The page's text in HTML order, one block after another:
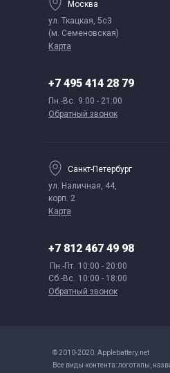
Москва
ул. Ткацкая, 5с3
(м. Семеновская)
Карта
+7 495 414 28 79
Пн.-Вс. 9:00 - 21:00
Обратный звонок
Санкт-Петербург
ул. Наличная, 44,
корп. 2
Карта
+7 812 467 49 98
Пн.-Пт. 10:00 - 20:00
Сб.-Вс. 10:00 - 18:00
Обратный звонок
© 2010-2020. Applebattery.net
Все виды контента: логотипы,